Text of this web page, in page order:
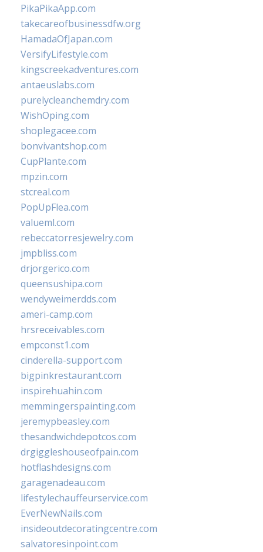
PikaPikaApp.com
takecareofbusinessdfw.org
HamadaOfJapan.com
VersifyLifestyle.com
kingscreekadventures.com
antaeuslabs.com
purelycleanchemdry.com
WishOping.com
shoplegacee.com
bonvivantshop.com
CupPlante.com
mpzin.com
stcreal.com
PopUpFlea.com
valueml.com
rebeccatorresjewelry.com
jmpbliss.com
drjorgerico.com
queensushipa.com
wendyweimerdds.com
ameri-camp.com
hrsreceivables.com
empconst1.com
cinderella-support.com
bigpinkrestaurant.com
inspirehuahin.com
memmingerspainting.com
jeremypbeasley.com
thesandwichdepotcos.com
drgiggleshouseofpain.com
hotflashdesigns.com
garagenadeau.com
lifestylechauffeurservice.com
EverNewNails.com
insideoutdecoratingcentre.com
salvatoresinpoint.com